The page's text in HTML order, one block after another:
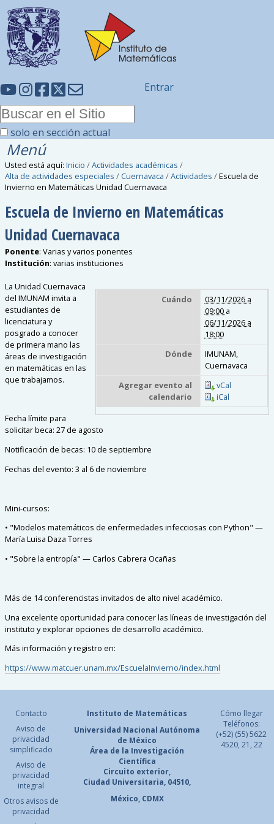
solo en sección actual
Entrar
Menú
Usted está aquí: Inicio /Actividades académicas /
Alta de actividades especiales / Cuernavaca /Actividades /Escuela de
Invierno en Matemáticas Unidad Cuernavaca
Escuela de Invierno en Matemáticas
Unidad Cuernavaca
Ponente:Varias y varios ponentes
Institución:varias instituciones
Cuándo
03/11/2026 a
09:00 a
06/11/2026 a
18:00
Dónde
IMUNAM,
Cuernavaca
Agregar evento al
calendario
vCal
iCal
La Unidad Cuernavaca
del IMUNAM invita a
estudiantes de
licenciatura y
posgrado a conocer
de primera mano las
áreas de investigación
en matemáticas en las
que trabajamos.
Fecha límite para
solicitar beca: 27 de agosto
Notificación de becas: 10 de septiembre
Fechas del evento: 3 al 6 de noviembre
Mini-cursos:
• "Modelos matemáticos de enfermedades infecciosas con Python" —
María Luisa Daza Torres
• "Sobre la entropía" — Carlos Cabrera Ocañas
Más de 14 conferencistas invitados de alto nivel académico.
Una excelente oportunidad para conocer las líneas de investigación del
instituto y explorar opciones de desarrollo académico.
Más información y registro en:
https://www.matcuer.unam.mx/EscuelaInvierno/index.html
Contacto
Aviso de
privacidad
simplificado
Aviso de
privacidad
integral
Otros avisos de
privacidad
Instituto de Matemáticas
Universidad Nacional Autónoma
de México
Área de la Investigación
Científica
Circuito exterior,
Ciudad Universitaria, 04510,
México, CDMX
Cómo llegar
Teléfonos:
(+52) (55) 5622
4520, 21, 22